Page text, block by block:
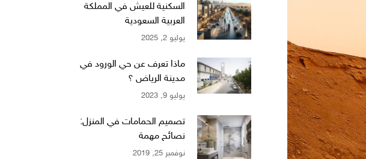
السكنية للعيش في المملكة
العربية السعودية
يوليو 2, 2025
ماذا تعرف عن حي الورود في
مدينة الرياض ؟
يوليو 9, 2023
تصميم الحمامات في المنزل:
نصائح مهمة
نوفمبر 25, 2019